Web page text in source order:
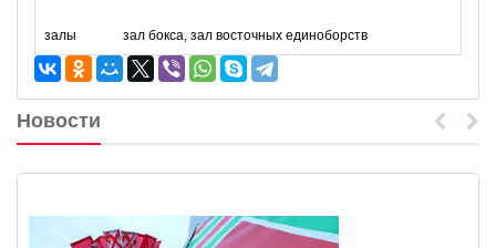
залы зал бокса, зал восточных единоборств
Новости